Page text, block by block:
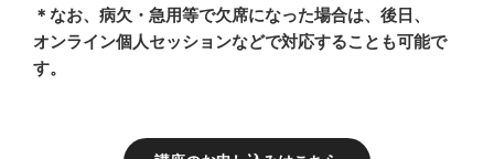
＊なお、病欠・急用等で欠席になった場合は、後日、
オンライン個人セッションなどで対応することも可能で
す。